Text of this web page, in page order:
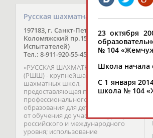
Русская шахматная школа
197183, г. Санкт-Петербург,
Коломяжский пр.15/2 (вход с пр.
Испытателей)
Тел.: 8-911-920-55-45
«РУССКАЯ ШАХМАТНАЯ ШКОЛА»
(РШШ) - крупнейшая в России сеть
шахматных школ,
предоставляющая полный цикл
профессионального шахматного
образования для детей и взрослых:
от обучения до участия в турнирах
российского и международного
уровня; использование
23 октября
№ 104
Школа начала
С 1 января
школа № 104